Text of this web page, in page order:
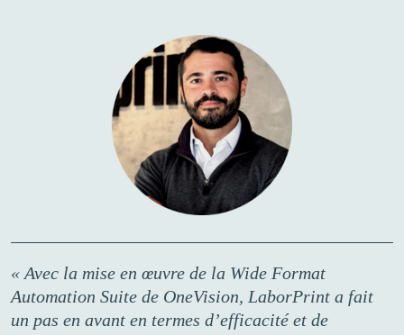
« Avec la mise en œuvre de la Wide Format
Automation Suite de OneVision, LaborPrint a fait
un pas en avant en termes d’efficacité et de